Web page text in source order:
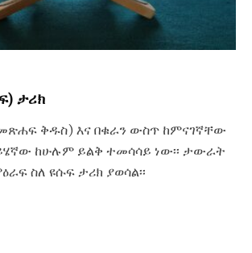
ታሪክ
ቅዱስ) እና በቁራን ውስጥ ከምናገኛቸው
ከሁሉም ይልቅ ተመሳሳይ ነው፡፡ ታውራት
ስለ ዩሱፍ ታሪክ ያወሳል፡፡